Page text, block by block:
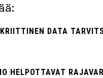
DATA
HELPOTTAVAT